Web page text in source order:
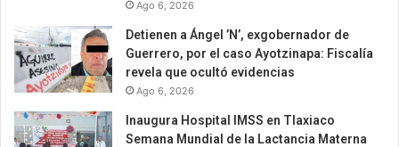
Ago 6, 2026
Detienen a Ángel ’N’, exgobernador de
Guerrero, por el caso Ayotzinapa: Fiscalía
revela que ocultó evidencias
Ago 6, 2026
Inaugura Hospital IMSS en Tlaxiaco
Semana Mundial de la Lactancia Materna